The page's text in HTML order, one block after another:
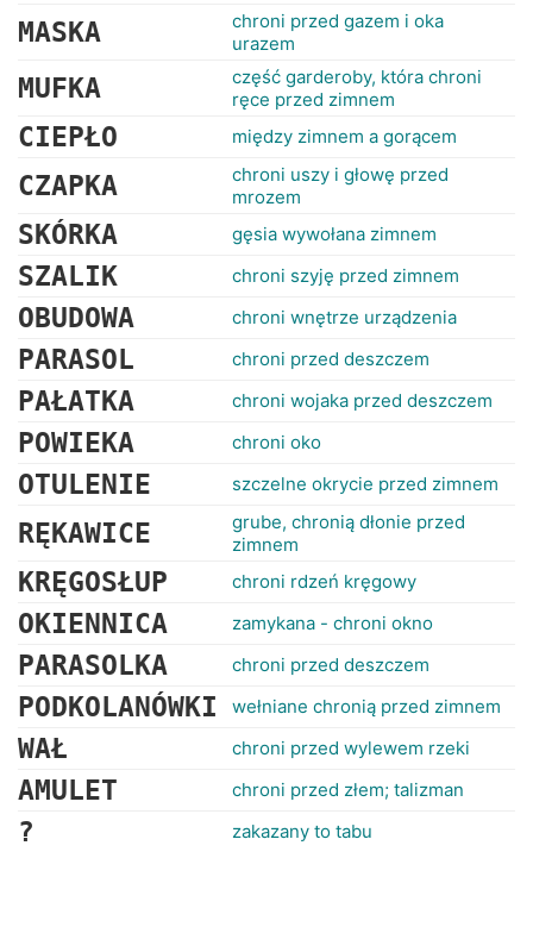
MASKA
chroni przed gazem i oka
urazem
MUFKA
część garderoby, która chroni
ręce przed zimnem
CIEPŁO między zimnem a gorącem
CZAPKA
chroni uszy i głowę przed
mrozem
SKÓRKA gęsia wywołana zimnem
SZALIK chroni szyję przed zimnem
OBUDOWA chroni wnętrze urządzenia
PARASOL chroni przed deszczem
PAŁATKA chroni wojaka przed deszczem
POWIEKA chroni oko
OTULENIE szczelne okrycie przed zimnem
RĘKAWICE
grube, chronią dłonie przed
zimnem
KRĘGOSŁUP chroni rdzeń kręgowy
OKIENNICA zamykana - chroni okno
PARASOLKA chroni przed deszczem
PODKOLANÓWKI wełniane chronią przed zimnem
WAŁ chroni przed wylewem rzeki
AMULET chroni przed złem; talizman
? zakazany to tabu